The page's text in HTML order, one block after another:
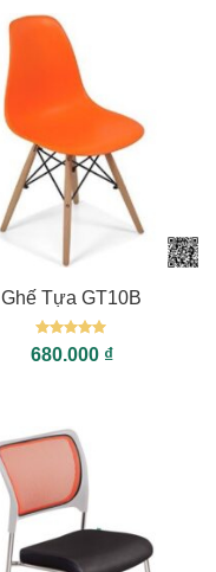
Ghế Tựa GT10B
Được xếp
hạng55
680.000 ₫